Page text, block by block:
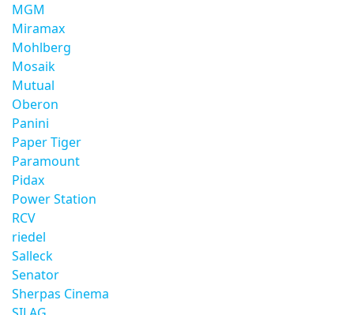
MGM
Miramax
Mohlberg
Mosaik
Mutual
Oberon
Panini
Paper Tiger
Paramount
Pidax
Power Station
RCV
riedel
Salleck
Senator
Sherpas Cinema